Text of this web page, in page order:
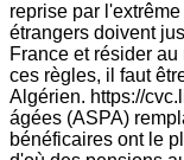
reprise par
étrangers doivent
France et résider
ces règles, il faut
Algérien. https://
ágées (ASPA)
bénéficaires ont le